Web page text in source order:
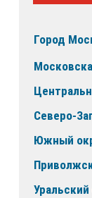
Город
Северо-
Южный
Уральский